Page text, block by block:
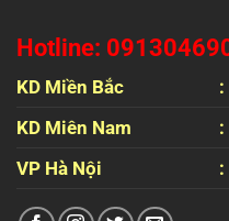
Hotline:
KD Miền Bắc
:
KD Miên Nam
:
VP Hà Nội
: